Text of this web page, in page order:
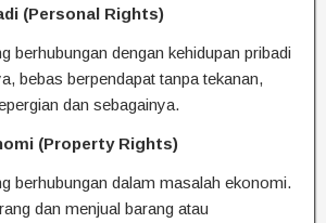
(Personal Rights)
berhubungan dengan kehidupan pribadi
bebas berpendapat tanpa tekanan,
dan sebagainya.
(Property Rights)
berhubungan dalam masalah ekonomi.
dan menjual barang atau